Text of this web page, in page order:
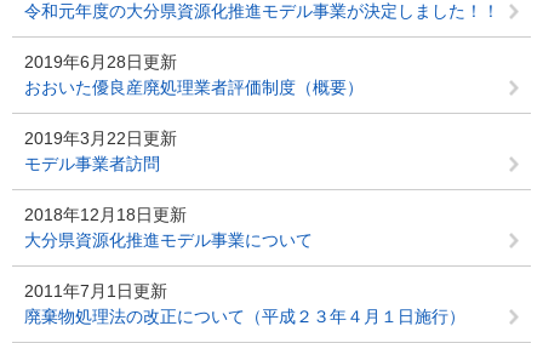
令和元年度の大分県資源化推進モデル事業が決定しました！！
2019年6月28日更新
おおいた優良産廃処理業者評価制度（概要）
2019年3月22日更新
モデル事業者訪問
2018年12月18日更新
大分県資源化推進モデル事業について
2011年7月1日更新
廃棄物処理法の改正について（平成２３年４月１日施行）